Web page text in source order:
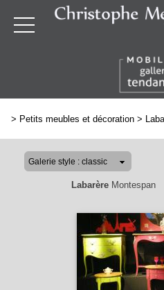
> Petits meubles et décoration >
LabarèreMontespan